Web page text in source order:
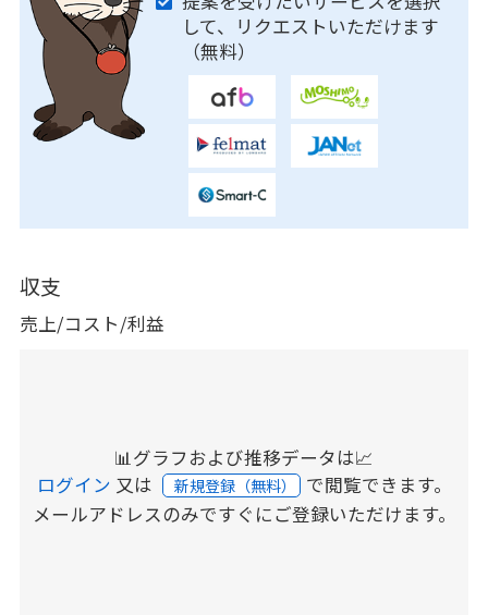
して、リクエストいただけます
（無料）
収支
売上/コスト/利益
📊グラフおよび推移データは📈
ログイン 又は 新規登録（無料） で閲覧できます。
メールアドレスのみですぐにご登録いただけます。